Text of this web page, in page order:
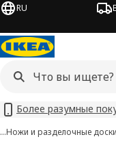
RU
Более разумные
…Ножи и разделочные доски